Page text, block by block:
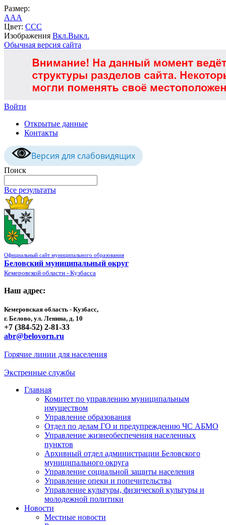
Размер:
AAA
Цвет: CCC
Изображения Вкл.Выкл.
Обычная версия сайта
Войти
Открытые данные
Контакты
Версия для слабовидящих
Поиск
Все результаты
Официальный сайт муниципального образования
Беловский муниципальный округ
Кемеровской области - Кузбасса
Наш адрес:
Кемеровская область - Кузбасс,
г. Белово, ул. Ленина, д. 10
+7 (384-52) 2-81-33
abr@belovorn.ru
Горячие линии для населения
Экстренные службы
Главная
Комитет по управлению муниципальным
имуществом
Управление образования
Отдел по делам ГО и предупреждению ЧС АБМО
Управление жизнеобеспечения населенных
пунктов
Архивный отдел администрации Беловского
муниципального округа
Управление социальной защиты населения
Управление опеки и попечительства
Управление культуры, физической культуры и
молодежной политики
Новости
Местные новости